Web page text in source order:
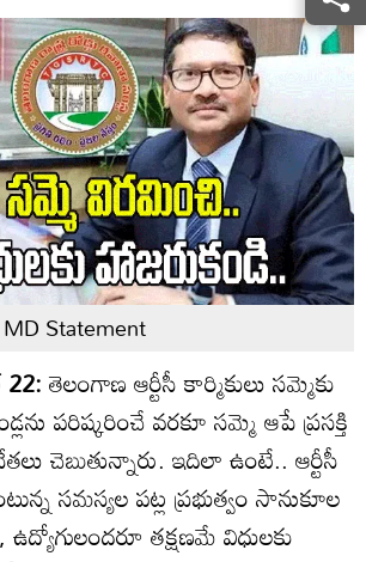
Statement
తెలంగాణ ఆర్టీసీ కార్మికులు సమ్మెకు
పరిష్కరించే వరకూ సమ్మె ఆపే ప్రసక్తి
చెబుతున్నారు. ఇదిలా ఉంటే.. ఆర్టీసీ
సమస్యల పట్ల ప్రభుత్వం సానుకూల
తక్షణమే విధులకు